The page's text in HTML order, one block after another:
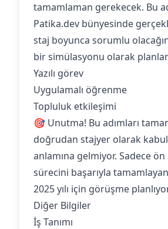
tamamlaman gerekecek. Bu
Patika.dev bünyesinde
staj boyunca sorumlu
bir simülasyonu olarak
Yazılı görev
Uygulamalı öğrenme
Topluluk etkileşimi
🎯 Unutma! Bu adımları
doğrudan stajyer olarak
anlamına gelmiyor. Sadece
sürecini başarıyla
2025 yılı için görüşme
Diğer Bilgiler
İş Tanımı